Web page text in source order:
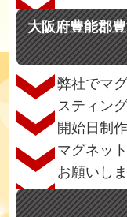
大阪府豊能郡
弊社でマ
スティン
開始日制
マグネッ
お願いし